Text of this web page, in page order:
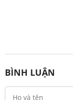
BÌNH LUẬN